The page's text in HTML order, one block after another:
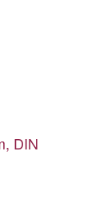
DIN